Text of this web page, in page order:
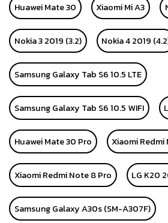
Huawei Mate 30 Xiaomi Mi A3
Nokia 3 2019 (3.2) Nokia 4 2019
Samsung Galaxy Tab S6 10.5 LTE
Samsung Galaxy Tab S6 10.5 WIFI
Huawei Mate 30 Pro Xiaomi
Xiaomi Redmi Note 8 Pro LG K20
Samsung Galaxy A30s (SM-A307F)